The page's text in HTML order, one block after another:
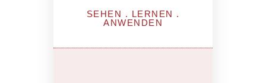
SEHEN . LERNEN .
ANWENDEN